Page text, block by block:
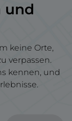
und
keine Orte,
verpassen.
kennen, und